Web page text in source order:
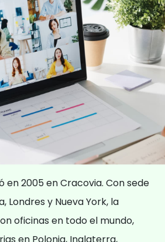
en 2005 en Cracovia. Con sede
Londres y Nueva York, la
oficinas en todo el mundo,
en Polonia, Inglaterra,